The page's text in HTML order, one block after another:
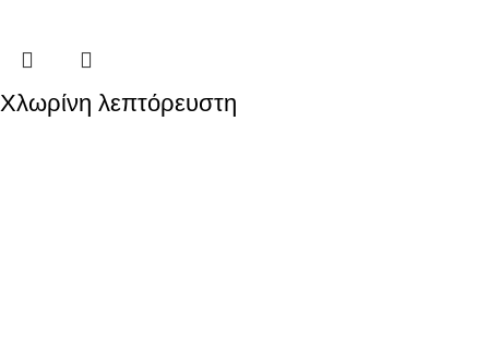
Χλωρίνη λεπτόρευστη